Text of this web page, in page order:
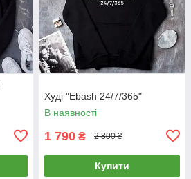
Худі "Ebash 24/7/365"
В наявності
1 790 ₴ 2 800 ₴
Купити